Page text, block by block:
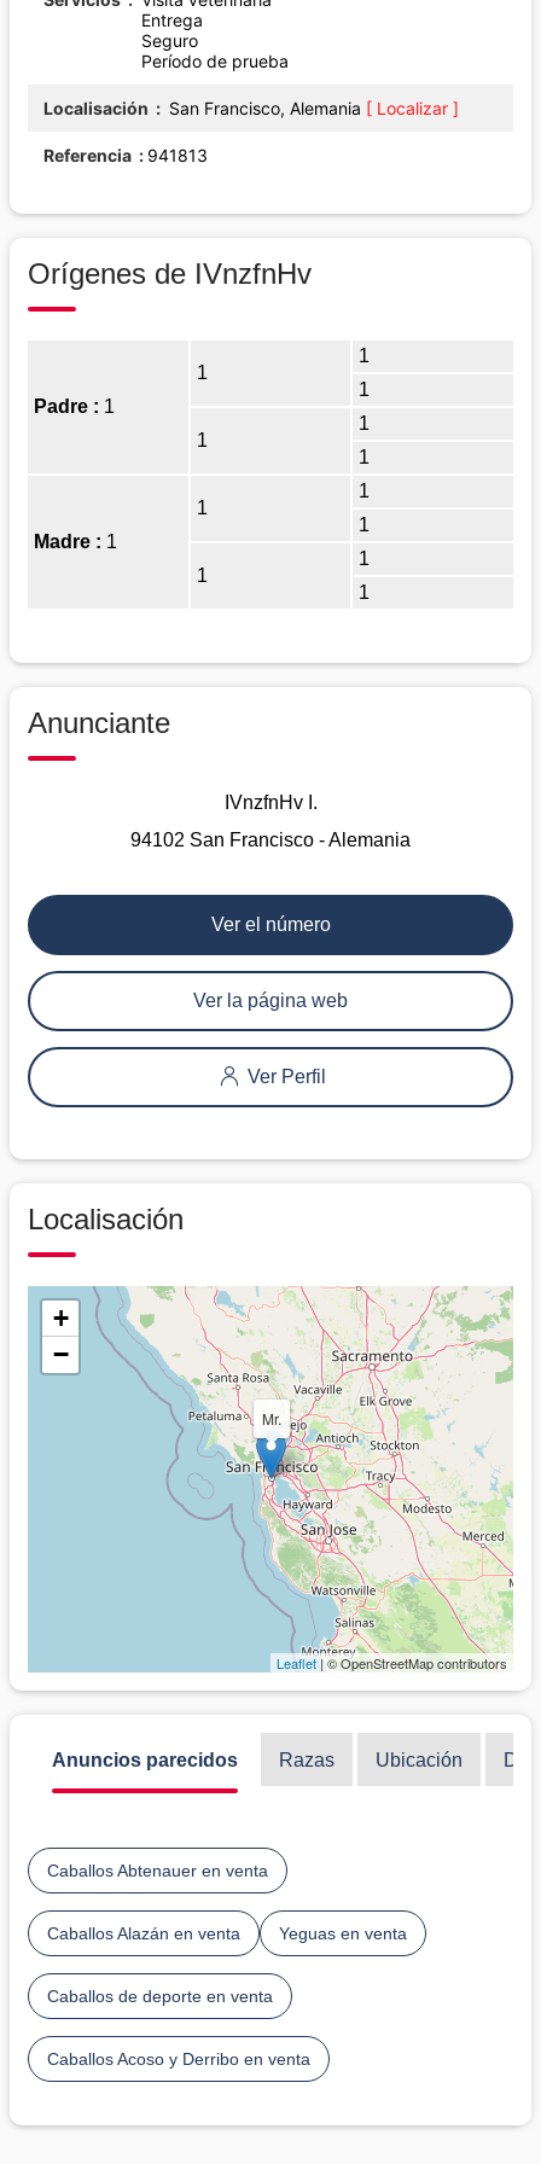
Entrega
Seguro
Período de prueba
Localisación San Francisco, Alemania [ Localizar ]
Referencia 941813
Orígenes de IVnzfnHv
Padre : 1
1
1
1
1
1
1
Madre : 1
1
1
1
1
1
1
Anunciante
IVnzfnHv I.
94102 San Francisco - Alemania
Ver el número
Ver la página web
Ver Perfil
Localisación
Mr.
+
−
Leaflet| © OpenStreetMap contributors
Anuncios parecidos Razas Ubicación
Caballos Abtenauer en venta
Caballos Alazán en venta Yeguas en venta
Caballos de deporte en venta
Caballos Acoso y Derribo en venta